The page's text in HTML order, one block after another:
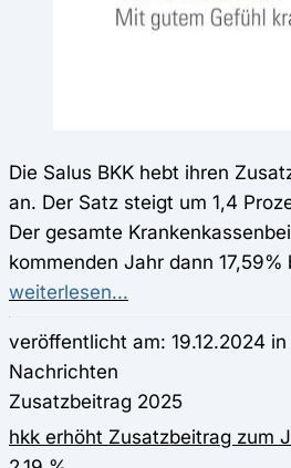
Die Salus BKK hebt ihren
an. Der Satz steigt um 1,4
Der gesamte
kommenden Jahr dann
weiterlesen...
veröffentlicht am: 19.12.2024
Nachrichten
Zusatzbeitrag 2025
hkk erhöht Zusatzbeitrag zum